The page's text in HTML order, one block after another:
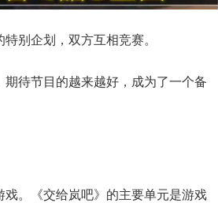
别企划，双方互相竞赛。
待节目的越来越好，成为了一个备
。《交给岚吧》的主要单元是游戏